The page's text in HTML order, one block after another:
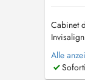
Cabinet
Tiers
Hariri &
Alle